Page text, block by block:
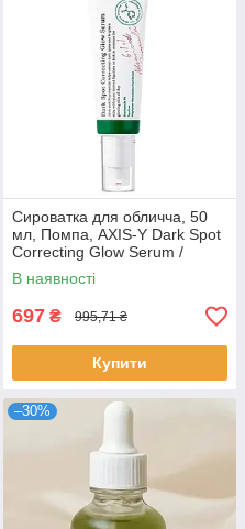
Сироватка для обличча, 50
мл, Помпа, AXIS-Y Dark Spot
Correcting Glow Serum /
Освітлювальна сироватка
проти пігментації
В наявності
697 ₴ 995,71 ₴
Купити
–30%